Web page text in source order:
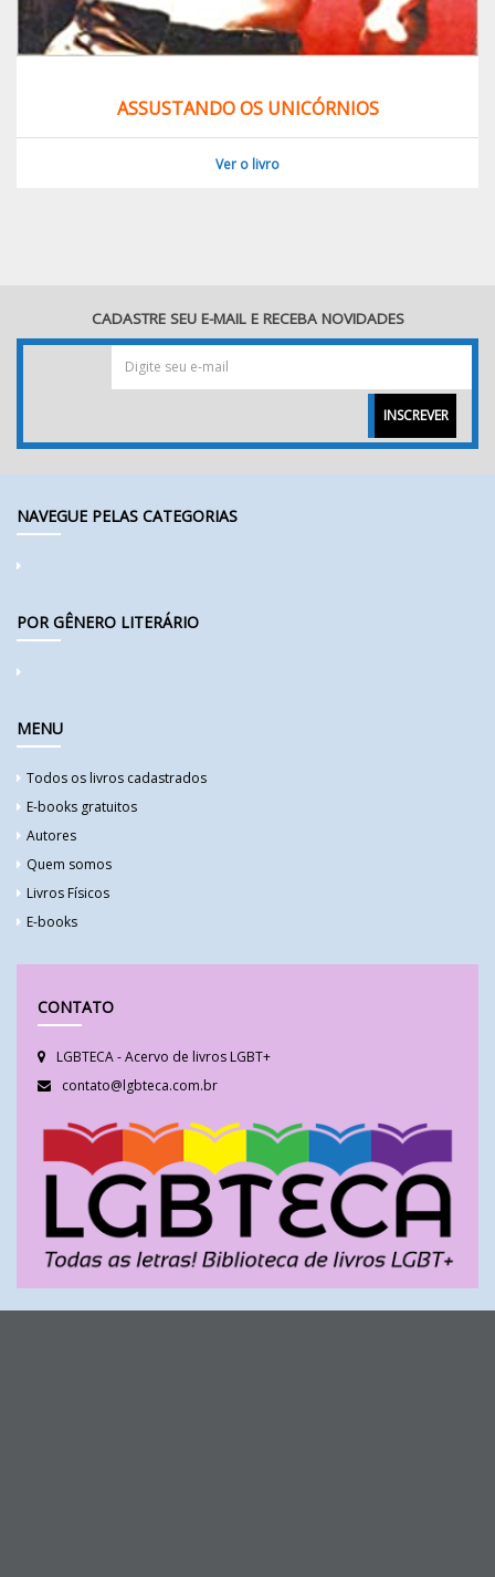
ASSUSTANDO OS UNICÓRNIOS
Ver o livro
CADASTRE SEU E-MAIL E RECEBA NOVIDADES
INSCREVER
NAVEGUE PELAS CATEGORIAS
POR GÊNERO LITERÁRIO
MENU
Todos os livros cadastrados
E-books gratuitos
Autores
Quem somos
Livros Físicos
E-books
CONTATO
LGBTECA - Acervo de livros LGBT+
contato@lgbteca.com.br